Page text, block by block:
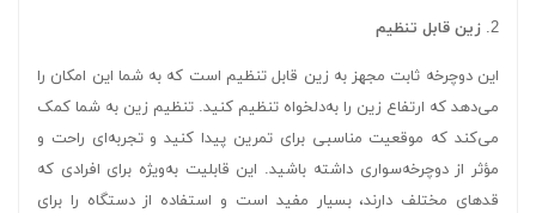
2. زین قابل تنظیم
این دوچرخه ثابت مجهز به زین قابل تنظیم است که به شما این امکان را
می‌دهد که ارتفاع زین را به‌دلخواه تنظیم کنید. تنظیم زین به شما کمک
می‌کند که موقعیت مناسبی برای تمرین پیدا کنید و تجربه‌ای راحت و
مؤثر از دوچرخه‌سواری داشته باشید. این قابلیت به‌ویژه برای افرادی که
قدهای مختلف دارند، بسیار مفید است و استفاده از دستگاه را برای